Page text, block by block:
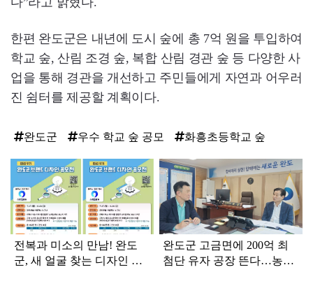
한편 완도군은 내년에 도시 숲에 총 7억 원을 투입하여
학교 숲, 산림 조경 숲, 복합 산림 경관 숲 등 다양한 사
업을 통해 경관을 개선하고 주민들에게 자연과 어우러
진 쉼터를 제공할 계획이다.
완도군 우수 학교 숲 공모 화흥초등학교 숲
탑
인
전복과 미소의 만남! 완도
군, 새 얼굴 찾는 디자인 공
완도군 고금면에 200억 최
첨단 유자 공장 뜬다…농가